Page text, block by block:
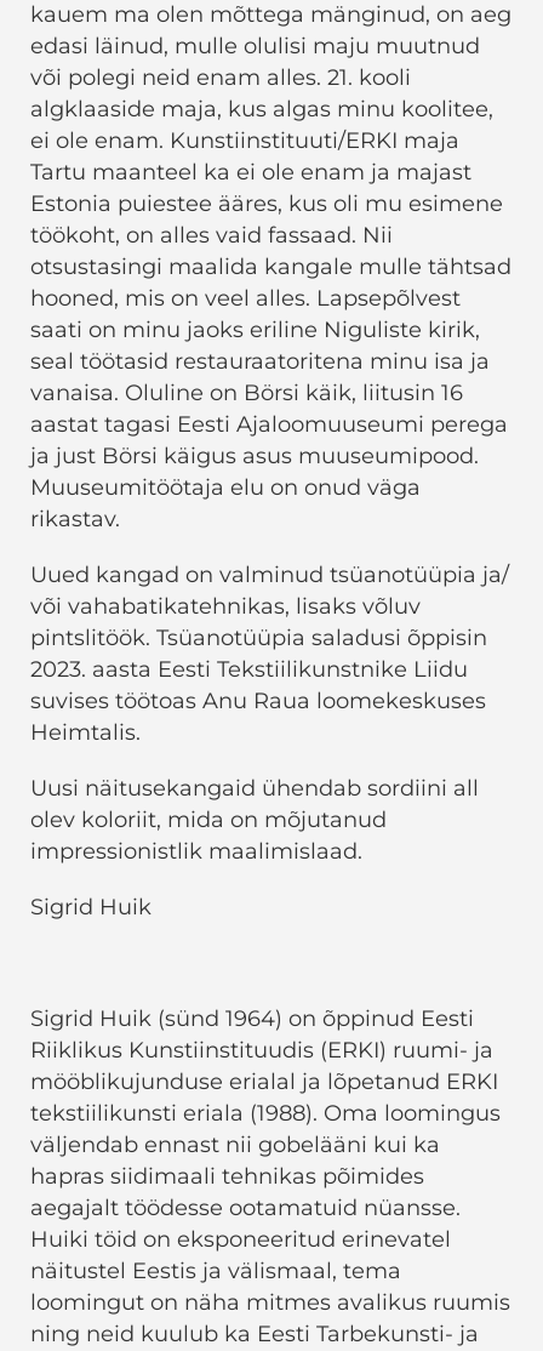
kauem ma olen mõttega mänginud, on aeg
edasi läinud, mulle olulisi maju muutnud
või polegi neid enam alles. 21. kooli
algklaaside maja, kus algas minu koolitee,
ei ole enam. Kunstiinstituuti/ERKI maja
Tartu maanteel ka ei ole enam ja majast
Estonia puiestee ääres, kus oli mu esimene
töökoht, on alles vaid fassaad. Nii
otsustasingi maalida kangale mulle tähtsad
hooned, mis on veel alles. Lapsepõlvest
saati on minu jaoks eriline Niguliste kirik,
seal töötasid restauraatoritena minu isa ja
vanaisa. Oluline on Börsi käik, liitusin 16
aastat tagasi Eesti Ajaloomuuseumi perega
ja just Börsi käigus asus muuseumipood.
Muuseumitöötaja elu on onud väga
rikastav.
Uued kangad on valminud tsüanotüüpia ja/
või vahabatikatehnikas, lisaks võluv
pintslitöök. Tsüanotüüpia saladusi õppisin
2023. aasta Eesti Tekstiilikunstnike Liidu
suvises töötoas Anu Raua loomekeskuses
Heimtalis.
Uusi näitusekangaid ühendab sordiini all
olev koloriit, mida on mõjutanud
impressionistlik maalimislaad.
Sigrid Huik
Sigrid Huik (sünd 1964) on õppinud Eesti
Riiklikus Kunstiinstituudis (ERKI) ruumi- ja
mööblikujunduse erialal ja lõpetanud ERKI
tekstiilikunsti eriala (1988). Oma loomingus
väljendab ennast nii gobelääni kui ka
hapras siidimaali tehnikas põimides
aegajalt töödesse ootamatuid nüansse.
Huiki töid on eksponeeritud erinevatel
näitustel Eestis ja välismaal, tema
loomingut on näha mitmes avalikus ruumis
ning neid kuulub ka Eesti Tarbekunsti- ja